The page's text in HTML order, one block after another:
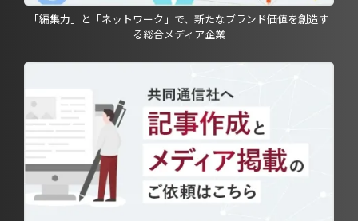
「編集力」と「ネットワーク」で、新たなブランド価値を創造す
る総合メディア企業